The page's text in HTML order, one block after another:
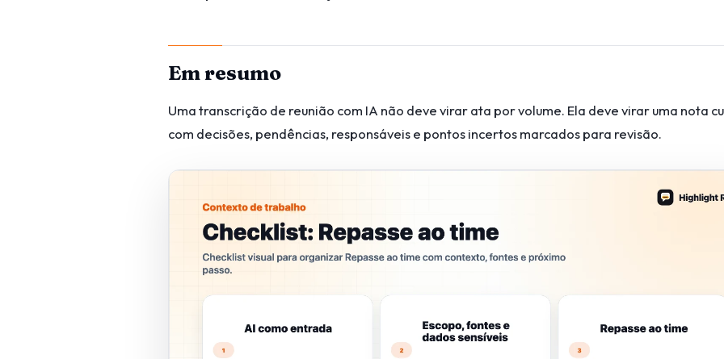
Em resumo
Uma transcrição de reunião com IA não deve virar ata por volume. Ela deve virar uma nota
com decisões, pendências, responsáveis e pontos incertos marcados para revisão.